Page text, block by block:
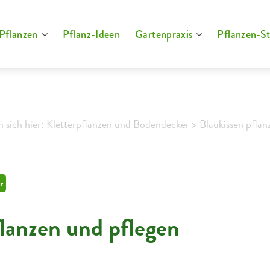
Pflanzen Pflanz-Ideen Gartenpraxis Pflanzen-
sich hier: Kletterpflanzen und Bodendecker > Blaukissen
und pflegen